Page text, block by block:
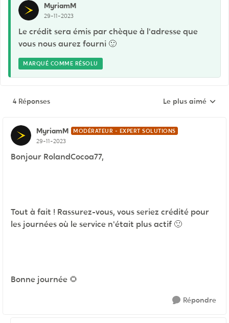
MyriamM
29-11-2023
Le crédit sera émis par chèque à l'adresse que
vous nous aurez fourni 🙂
MARQUÉ COMME RÉSOLU
4 Réponses Réponses triées
Le plus aimé
MyriamM MODÉRATEUR - EXPERT SOLUTIONS
29-11-2023
Bonjour RolandCocoa77,
Tout à fait ! Rassurez-vous, vous seriez crédité pour
les journées où le service n'était plus actif 🙂
Bonne journée 🌻
Répondre